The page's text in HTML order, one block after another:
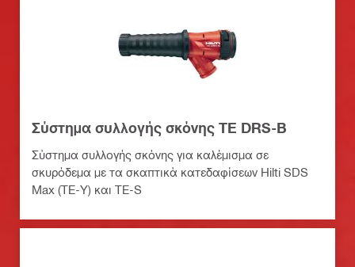
Σύστημα συλλογής σκόνης TE DRS-B
Σύστημα συλλογής σκόνης για καλέμισμα σε
σκυρόδεμα με τα σκαπτικά κατεδαφίσεων Hilti SDS
Max (TE-Y) και TE-S